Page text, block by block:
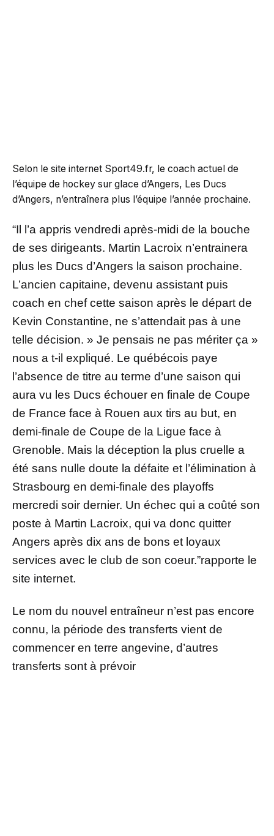
Selon le site internet Sport49.fr, le coach actuel de
l’équipe de hockey sur glace d’Angers, Les Ducs
d’Angers, n’entraînera plus l’équipe l’année prochaine.
“Il l’a appris vendredi après-midi de la bouche
de ses dirigeants. Martin Lacroix n’entrainera
plus les Ducs d’Angers la saison prochaine.
L’ancien capitaine, devenu assistant puis
coach en chef cette saison après le départ de
Kevin Constantine, ne s’attendait pas à une
telle décision. » Je pensais ne pas mériter ça »
nous a t-il expliqué. Le québécois paye
l’absence de titre au terme d’une saison qui
aura vu les Ducs échouer en finale de Coupe
de France face à Rouen aux tirs au but, en
demi-finale de Coupe de la Ligue face à
Grenoble. Mais la déception la plus cruelle a
été sans nulle doute la défaite et l’élimination à
Strasbourg en demi-finale des playoffs
mercredi soir dernier. Un échec qui a coûté son
poste à Martin Lacroix, qui va donc quitter
Angers après dix ans de bons et loyaux
services avec le club de son coeur.”rapporte le
site internet.
Le nom du nouvel entraîneur n’est pas encore
connu, la période des transferts vient de
commencer en terre angevine, d’autres
transferts sont à prévoir